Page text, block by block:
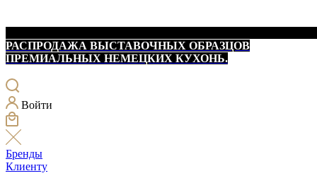
РАСПРОДАЖА ВЫСТАВОЧНЫХ ОБРАЗЦОВ
ПРЕМИАЛЬНЫХ НЕМЕЦКИХ КУХОНЬ.
Войти
Бренды
Клиенту